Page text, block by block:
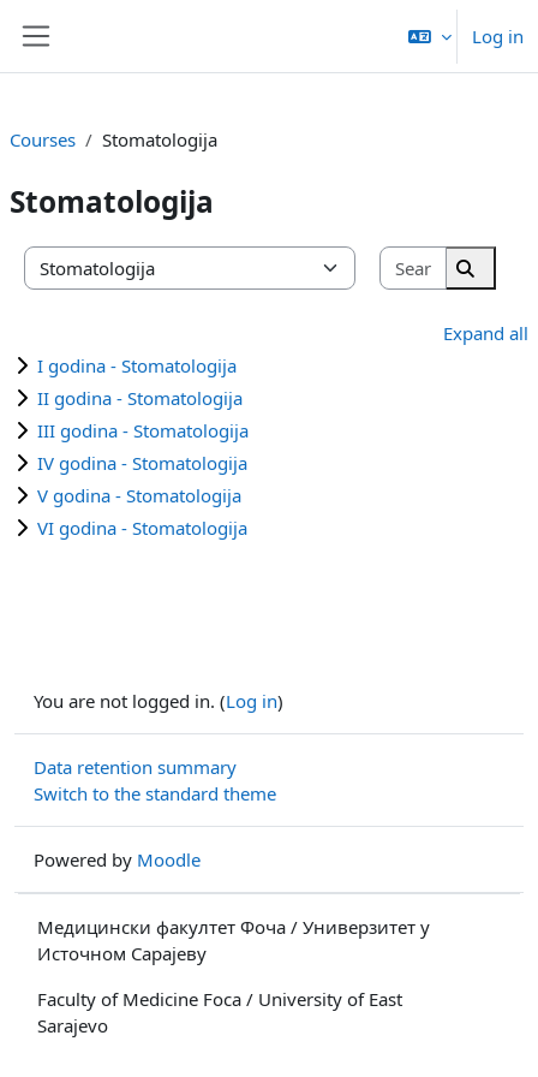
Log in
Courses Stomatologija
Stomatologija
Course categories
Search
Search
Expand all
I godina - Stomatologija
II godina - Stomatologija
III godina - Stomatologija
IV godina - Stomatologija
V godina - Stomatologija
VI godina - Stomatologija
You are not logged in. (Log in)
Data retention summary
Switch to the standard theme
Powered by Moodle
Медицински факултет Фоча / Универзитет у
Источном Сарајеву
Faculty of Medicine Foca / University of East
Sarajevo